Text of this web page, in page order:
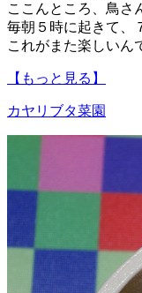
ここんところ、鳥さ
毎朝５時に起きて、
これがまた楽しいん
【もっと見る】
カヤリブタ菜園